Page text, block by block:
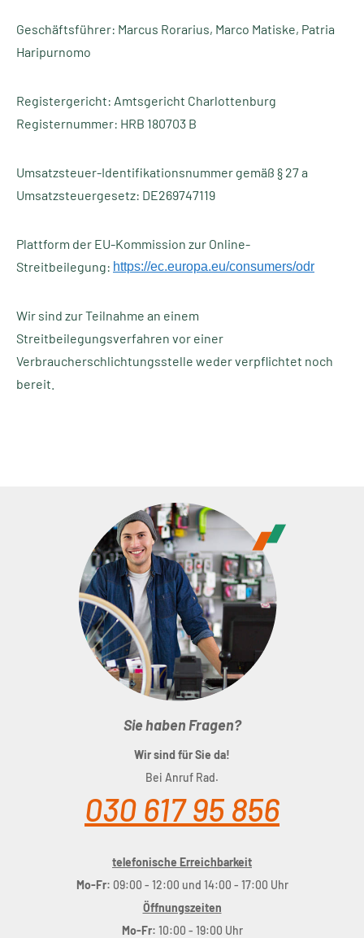
Geschäftsführer: Marcus Rorarius, Marco Matiske, Patria
Haripurnomo
Registergericht: Amtsgericht Charlottenburg
Registernummer: HRB 180703 B
Umsatzsteuer-Identifikationsnummer gemäß § 27 a
Umsatzsteuergesetz: DE269747119
Plattform der EU-Kommission zur Online-
Streitbeilegung: https://ec.europa.eu/consumers/odr
Wir sind zur Teilnahme an einem
Streitbeilegungsverfahren vor einer
Verbraucherschlichtungsstelle weder verpflichtet noch
bereit.
Sie haben Fragen?
Wir sind für Sie da!
Bei Anruf Rad.
030 617 95 856
telefonische Erreichbarkeit
Mo-Fr: 09:00 - 12:00 und 14:00 - 17:00 Uhr
Öffnungszeiten
Mo-Fr: 10:00 - 19:00 Uhr